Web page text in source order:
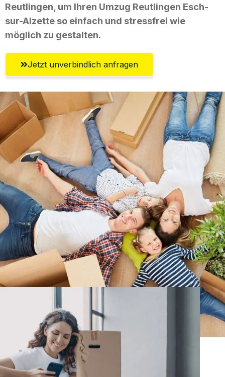
Reutlingen, um Ihren Umzug Reutlingen Esch-
sur-Alzette so einfach und stressfrei wie
möglich zu gestalten.
Jetzt unverbindlich anfragen